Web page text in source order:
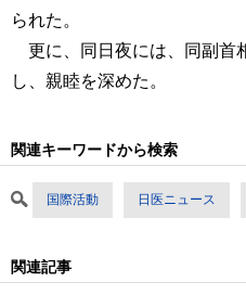
られた。
更に、同日夜には、同副首
し、親睦を深めた。
関連キーワードから検索
国際活動 日医ニュース
関連記事